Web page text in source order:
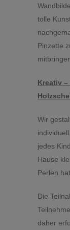
tolle
Pinzette
Kreativ
Wir
jedes
Hause
Perlen
Die
daher